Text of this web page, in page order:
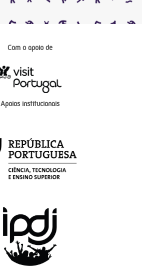
Com o apoio de
Apoios institucionais